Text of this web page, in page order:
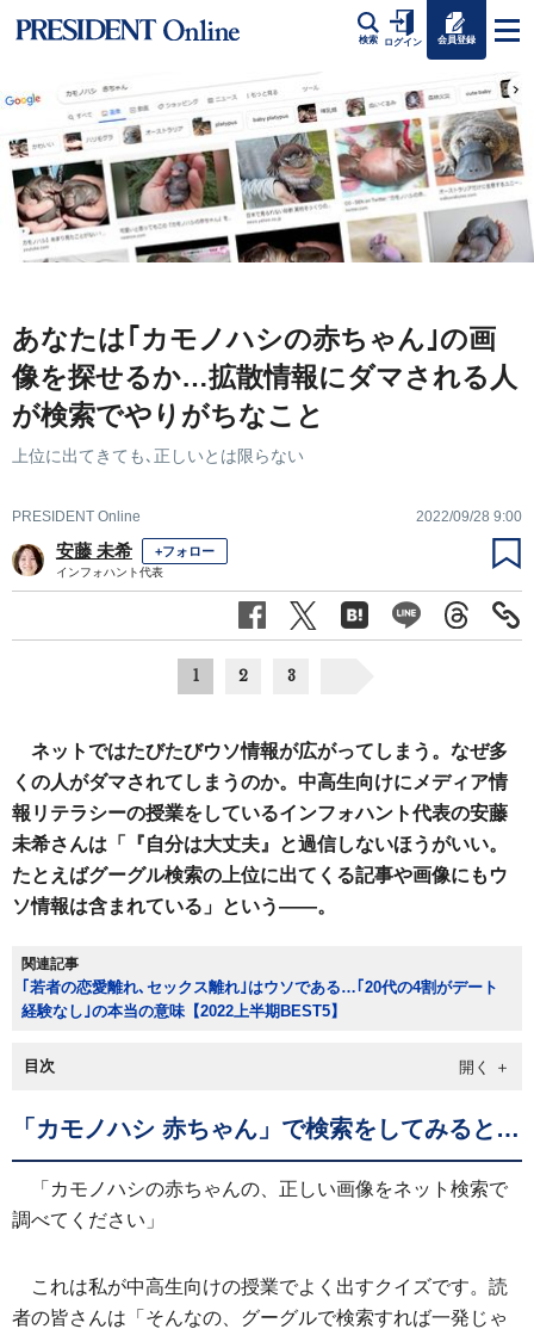
検索 ログイン 会員登録
あなたは｢カモノハシの赤ちゃん｣の画
像を探せるか…拡散情報にダマされる人
が検索でやりがちなこと
上位に出てきても､正しいとは限らない
PRESIDENT Online 2022/09/28 9:00
安藤 未希 +フォロー
インフォハント代表
1 2 3
ネットではたびたびウソ情報が広がってしまう。なぜ多
くの人がダマされてしまうのか。中高生向けにメディア情
報リテラシーの授業をしているインフォハント代表の安藤
未希さんは「『自分は大丈夫』と過信しないほうがいい。
たとえばグーグル検索の上位に出てくる記事や画像にもウ
ソ情報は含まれている」という――。
関連記事
｢若者の恋愛離れ､セックス離れ｣はウソである…｢20代の4割がデート
経験なし｣の本当の意味【2022上半期BEST5】
目次
「カモノハシ 赤ちゃん」で検索をしてみると…
「カモノハシの赤ちゃんの、正しい画像をネット検索で
調べてください」
これは私が中高生向けの授業でよく出すクイズです。読
者の皆さんは「そんなの、グーグルで検索すれば一発じゃ